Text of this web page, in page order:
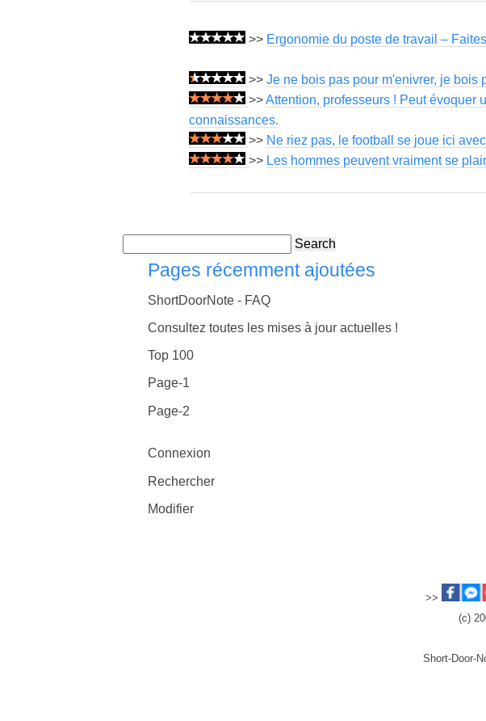
>> Ergonomie du poste de travail –
>> Je ne bois pas pour m'enivrer, je bois
>>Attention, professeurs ! Peut évoquer
connaissances.
>> Ne riez pas, le football se joue ici
>> Les hommes peuvent vraiment se
Search
Pages récemment ajoutées
ShortDoorNote - FAQ
Consultez toutes les mises à jour actuelles !
Top 100
Page-1
Page-2
Connexion
Rechercher
Modifier
>>
(c)
Short-Door-